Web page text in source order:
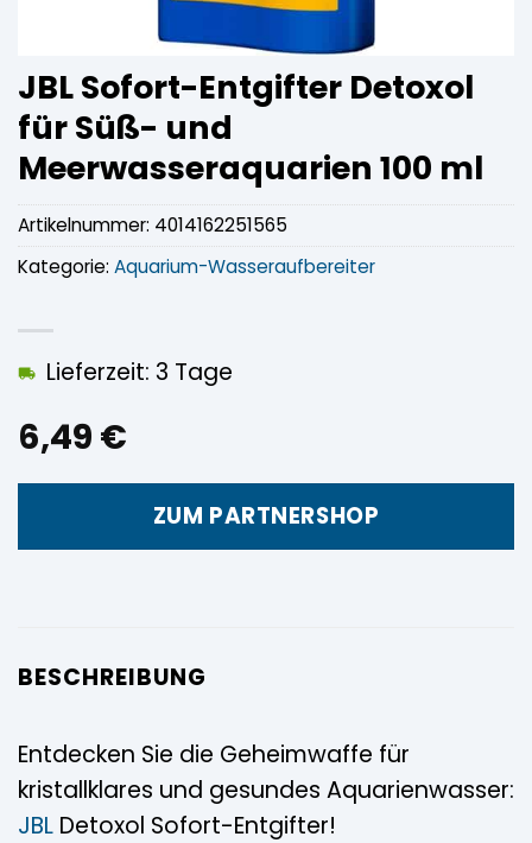
JBL Sofort-Entgifter Detoxol
für Süß- und
Meerwasseraquarien 100 ml
6,49 €
Lieferzeit: 3 Tage
ZUM PARTNERSHOP
Artikelnummer: 4014162251565
Kategorie: Aquarium-Wasseraufbereiter
BESCHREIBUNG
Entdecken Sie die Geheimwaffe für
kristallklares und gesundes Aquarienwasser:
JBL Detoxol Sofort-Entgifter!